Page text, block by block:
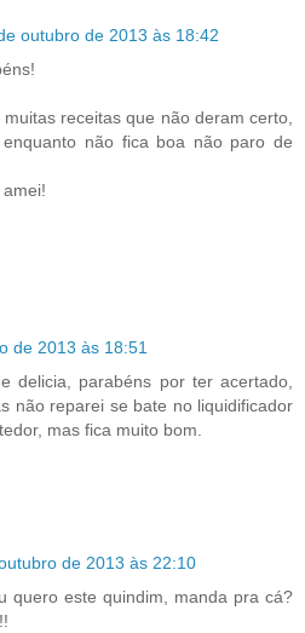
outubro de 2013 às 18:42
receitas que não deram certo,
não fica boa não paro de
de 2013 às 18:51
delicia, parabéns por ter acertado,
não reparei se bate no liquidificador
mas fica muito bom.
de 2013 às 22:10
quero este quindim, manda pra cá?